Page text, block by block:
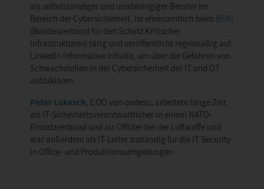
als selbstständiger und unabhängiger Berater im
Bereich der Cybersicherheit, ist ehrenamtlich beim BSKI
(Bundesverband für den Schutz Kritischer
Infrastrukturen) tätig und veröffentlicht regelmäßig auf
LinkedIn informative Inhalte, um über die Gefahren von
Schwachstellen in der Cybersicherheit der IT und OT
aufzuklären.
Peter Lukesch, COO von ondeso, arbeitete lange Zeit
als IT-Sicherheitsverantwortlicher in einem NATO-
Einsatzverband und als Offizier bei der Luftwaffe und
war außerdem als IT-Leiter zuständig für die IT Security
in Office- und Produktionsumgebungen.